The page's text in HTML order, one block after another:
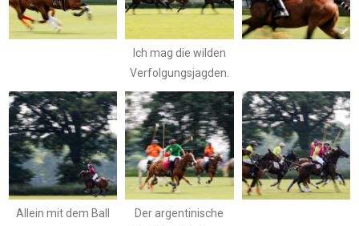
Ich mag die wilden
Verfolgungsjagden.
Allein mit dem Ball
Der argentinische